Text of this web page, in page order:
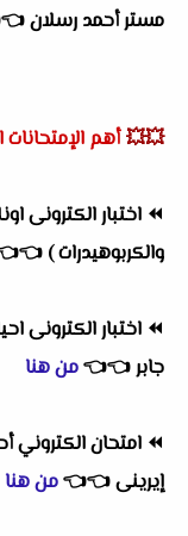
مستر أحمد رسلان👈
💥💥 أهم
⏪ اختبار الكترونى
والكربوهيدرات ) 👈
⏪ اختبار الكترونى
جابر👈
👈من هنا
⏪ امتحان
إيرينى👈
👈من هنا